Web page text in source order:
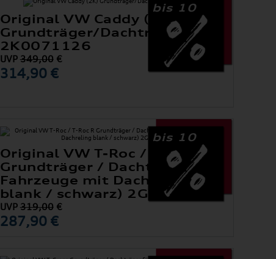
bis 10
Original VW Caddy (2K)
Grundträger/Dachträger
2K0071126
UVP 349,00€
314,90 €
bis 10
Original VW T-Roc / T-Roc R
Grundträger / Dachträger (für
Fahrzeuge mit Dachreling
blank / schwarz) 2GA071151
UVP 319,00€
287,90 €